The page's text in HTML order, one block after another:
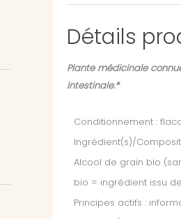
Détails
Plante médicinale
intestinale.*
Conditionnement :
Ingrédient(s)/
Alcool de grain bio
bio = ingrédient issu
Principes actifs :